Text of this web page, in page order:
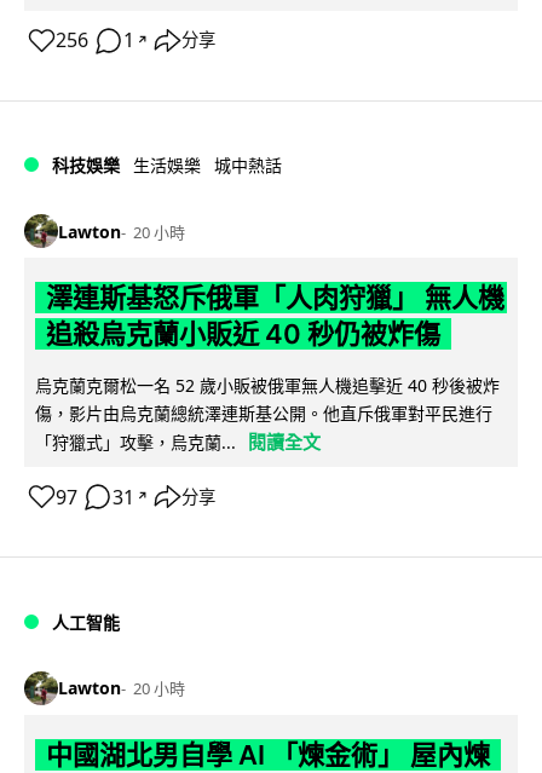
256 1 ↗ 分享
科技娛樂 生活娛樂 城中熱話
Lawton 20 小時
澤連斯基怒斥俄軍「人肉狩獵」 無人機
追殺烏克蘭小販近 40 秒仍被炸傷
烏克蘭克爾松一名 52 歲小販被俄軍無人機追擊近 40 秒後被炸
傷，影片由烏克蘭總統澤連斯基公開。他直斥俄軍對平民進行
「狩獵式」攻擊，烏克蘭...
閱讀全文
97 31 ↗ 分享
人工智能
Lawton 20 小時
中國湖北男自學 AI 「煉金術」 屋內煉